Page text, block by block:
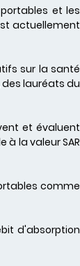
et les
actuellement
sur la santé
des lauréats du
et évaluent
la valeur SAR
comme
d'absorption